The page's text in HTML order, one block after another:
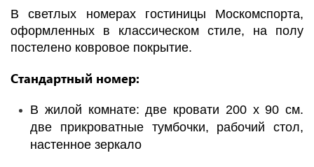
В светлых номерах гостиницы Москомспорта,
оформленных в классическом стиле, на полу
постелено ковровое покрытие.
Стандартный номер:
В жилой комнате: две кровати 200 х 90 см.
две прикроватные тумбочки, рабочий стол,
настенное зеркало